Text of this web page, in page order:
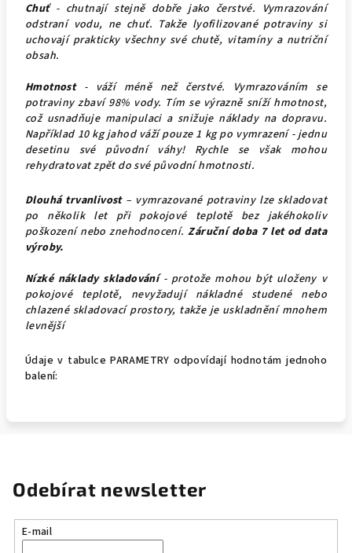
Chuť- chutnají stejně dobře jako čerstvé. Vymrazování
odstraní vodu, ne chuť. Takže lyofilizované potraviny si
uchovají prakticky všechny své chutě, vitamíny a nutriční
obsah.
Hmotnost- váží méně než čerstvé. Vymrazováním se
potraviny zbaví 98% vody. Tím se výrazně sníží hmotnost,
což usnadňuje manipulaci a snižuje náklady na dopravu.
Například 10 kg jahod váží pouze 1 kg po vymrazení - jednu
desetinu své původní váhy! Rychle se však mohou
rehydratovat zpět do své původní hmotnosti.
Dlouhá trvanlivost– vymrazované potraviny lze skladovat
po několik let při pokojové teplotě bez jakéhokoliv
poškození nebo znehodnocení.Záruční doba 7 let od data
výroby.
Nízké náklady skladování- protože mohou být uloženy v
pokojové teplotě, nevyžadují nákladné studené nebo
chlazené skladovací prostory, takže je uskladnění mnohem
levnější
Údaje v tabulce PARAMETRY odpovídají hodnotám jednoho
balení:
Odebírat newsletter
E-mail